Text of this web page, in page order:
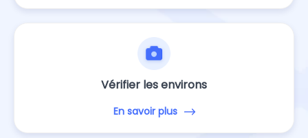
Vérifier les environs
En savoir plus